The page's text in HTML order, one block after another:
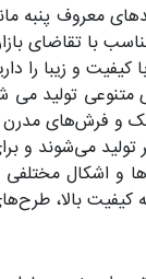
معروف پنبه
با تقاضای
و زیبا را
تولید می
و فرش‌های مدرن
می‌شوند و
و اشکال
بالا،